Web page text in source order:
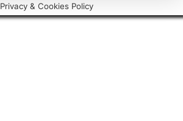
Privacy & Cookies Policy